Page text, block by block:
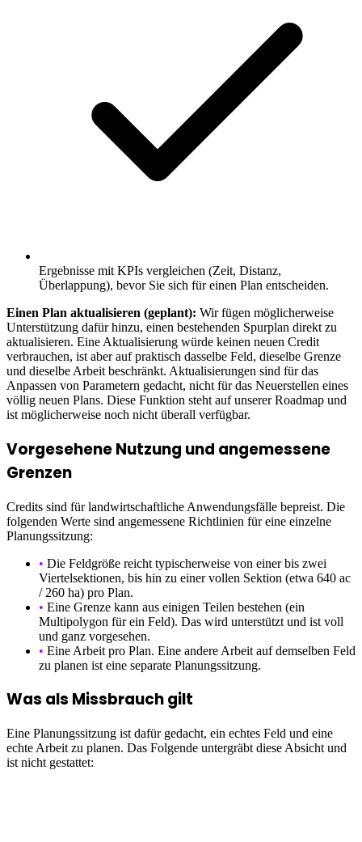
Ergebnisse mit KPIs vergleichen (Zeit, Distanz,
Überlappung), bevor Sie sich für einen Plan entscheiden.
Einen Plan aktualisieren (geplant): Wir fügen möglicherweise
Unterstützung dafür hinzu, einen bestehenden Spurplan direkt zu
aktualisieren. Eine Aktualisierung würde keinen neuen Credit
verbrauchen, ist aber auf praktisch dasselbe Feld, dieselbe Grenze
und dieselbe Arbeit beschränkt. Aktualisierungen sind für das
Anpassen von Parametern gedacht, nicht für das Neuerstellen eines
völlig neuen Plans. Diese Funktion steht auf unserer Roadmap und
ist möglicherweise noch nicht überall verfügbar.
Vorgesehene Nutzung und angemessene
Grenzen
Credits sind für landwirtschaftliche Anwendungsfälle bepreist. Die
folgenden Werte sind angemessene Richtlinien für eine einzelne
Planungssitzung:
• Die Feldgröße reicht typischerweise von einer bis zwei
Viertelsektionen, bis hin zu einer vollen Sektion (etwa 640 ac
/ 260 ha) pro Plan.
• Eine Grenze kann aus einigen Teilen bestehen (ein
Multipolygon für ein Feld). Das wird unterstützt und ist voll
und ganz vorgesehen.
• Eine Arbeit pro Plan. Eine andere Arbeit auf demselben Feld
zu planen ist eine separate Planungssitzung.
Was als Missbrauch gilt
Eine Planungssitzung ist dafür gedacht, ein echtes Feld und eine
echte Arbeit zu planen. Das Folgende untergräbt diese Absicht und
ist nicht gestattet: